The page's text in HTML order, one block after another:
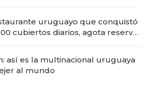
uruguayo que conquistó
cubiertos diarios, agota reservas
así es la multinacional uruguaya
al mundo